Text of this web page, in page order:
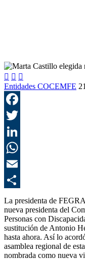
  
Entidades COCEMFE
La presidenta de
nueva presidenta del
Personas con
sustitución de Antonio
hasta ahora. Así lo
asamblea regional de
nombrada como nueva